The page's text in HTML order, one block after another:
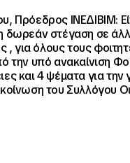
Πρόεδρος ΙΝΕΔΙΒΙΜ:
δωρεάν στέγαση σε
, για όλους τους
την υπό ανακαίνιση
και 4 ψέματα για την
του Συλλόγου